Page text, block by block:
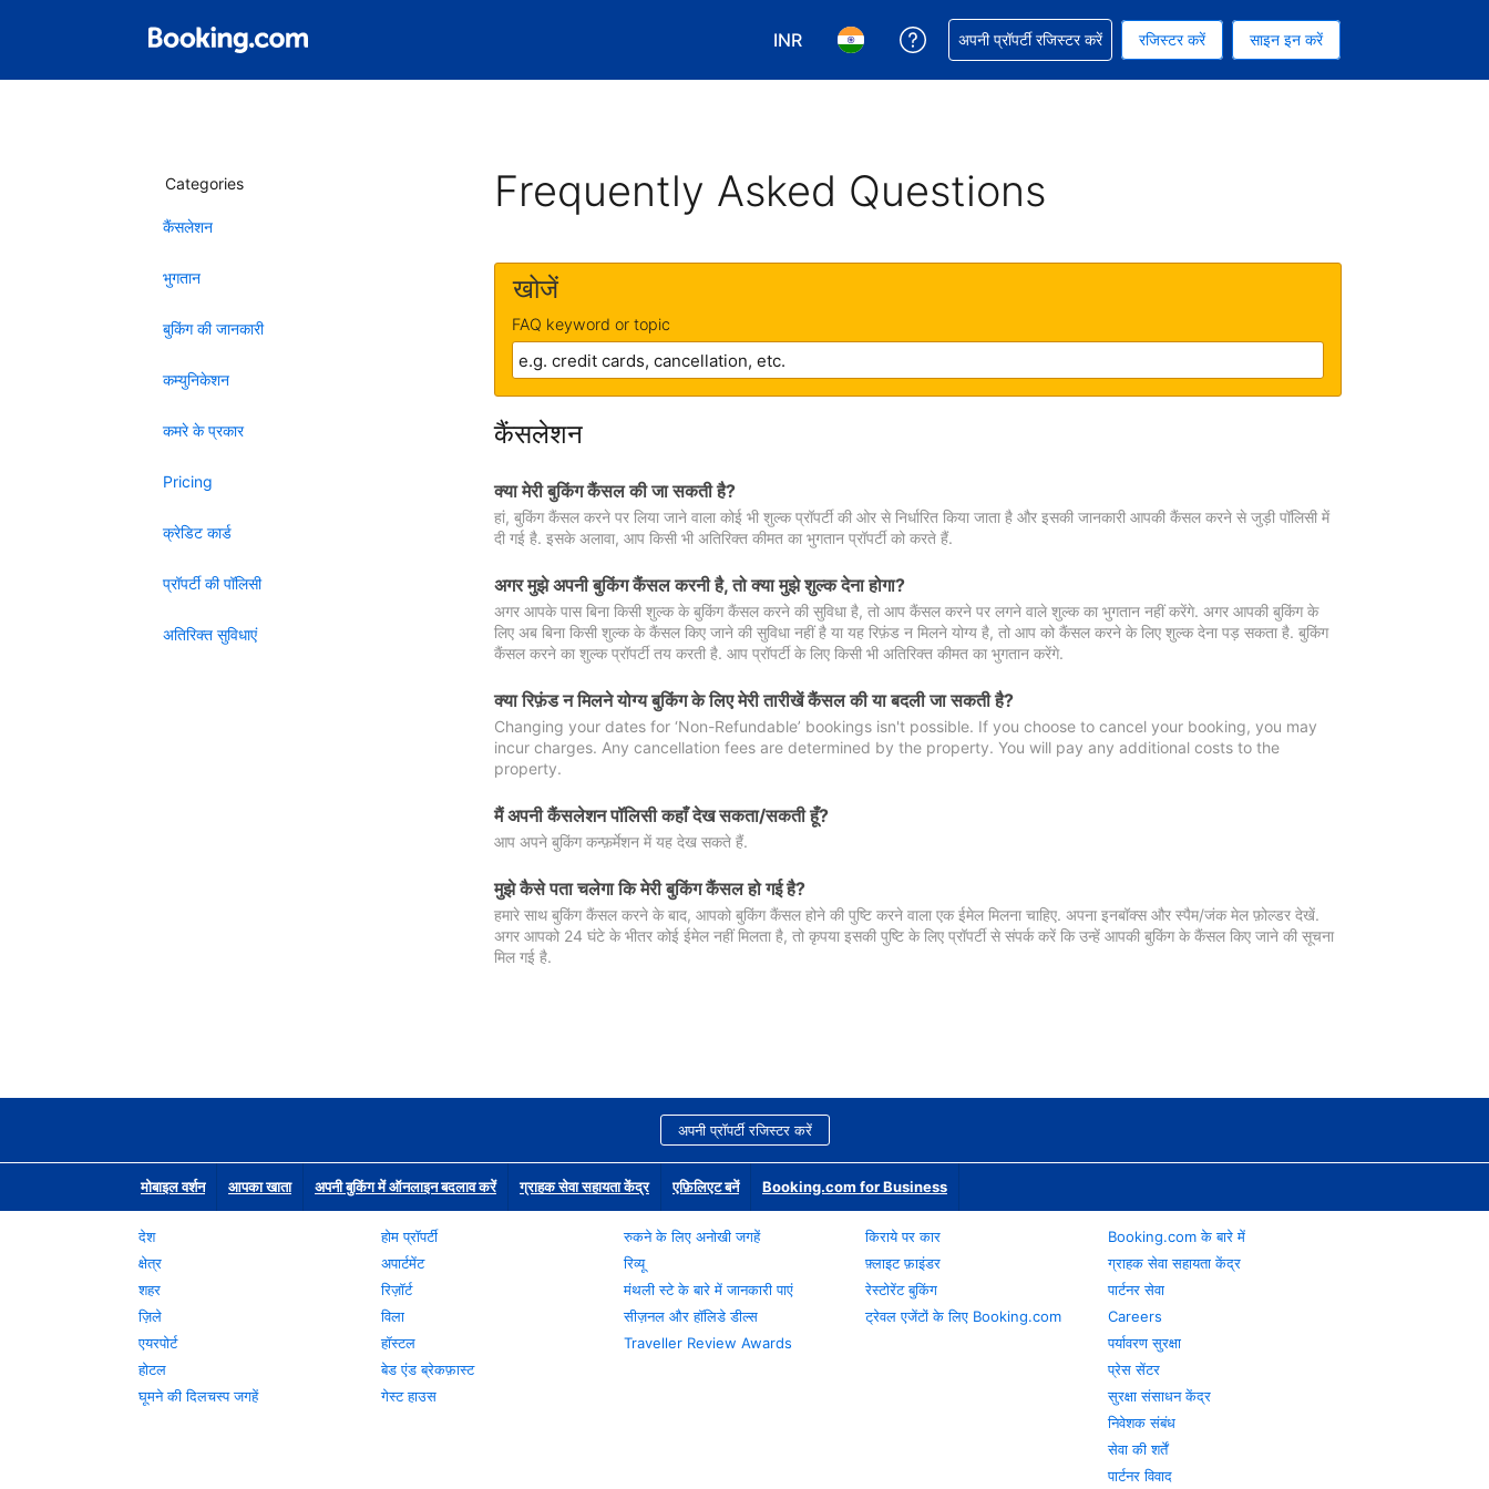
INR
अपनी करेंसी चुनें. आपने अभी INR करेंसी को चुना हुआ है
अपनी भाषा चुनें. आपने अभी हिन्दी भाषा को चुना हुआ है
अपनी बुकिंग में सहायता पाएं
अपनी प्रॉपर्टी रजिस्टर करें रजिस्टर करें साइन इन करें
Categories
कैंसलेशन
भुगतान
बुकिंग की जानकारी
कम्युनिकेशन
कमरे के प्रकार
Pricing
क्रेडिट कार्ड
प्रॉपर्टी की पॉलिसी
अतिरिक्त सुविधाएं
Frequently Asked Questions
खोजें
FAQ keyword or topic
कैंसलेशन
क्या मेरी बुकिंग कैंसल की जा सकती है?
हां, बुकिंग कैंसल करने पर लिया जाने वाला कोई भी शुल्क प्रॉपर्टी की ओर से निर्धारित किया जाता है और इसकी जानकारी आपकी कैंसल करने से जुड़ी पॉलिसी में
दी गई है. इसके अलावा, आप किसी भी अतिरिक्त कीमत का भुगतान प्रॉपर्टी को करते हैं.
अगर मुझे अपनी बुकिंग कैंसल करनी है, तो क्या मुझे शुल्क देना होगा?
अगर आपके पास बिना किसी शुल्क के बुकिंग कैंसल करने की सुविधा है, तो आप कैंसल करने पर लगने वाले शुल्क का भुगतान नहीं करेंगे. अगर आपकी बुकिंग के
लिए अब बिना किसी शुल्क के कैंसल किए जाने की सुविधा नहीं है या यह रिफ़ंड न मिलने योग्य है, तो आप को कैंसल करने के लिए शुल्क देना पड़ सकता है. बुकिंग
कैंसल करने का शुल्क प्रॉपर्टी तय करती है. आप प्रॉपर्टी के लिए किसी भी अतिरिक्त कीमत का भुगतान करेंगे.
क्या रिफ़ंड न मिलने योग्य बुकिंग के लिए मेरी तारीखें कैंसल की या बदली जा सकती है?
Changing your dates for ‘Non-Refundable’ bookings isn't possible. If you choose to cancel your booking, you may
incur charges. Any cancellation fees are determined by the property. You will pay any additional costs to the
property.
मैं अपनी कैंसलेशन पॉलिसी कहाँ देख सकता/सकती हूँ?
आप अपने बुकिंग कन्फ़र्मेशन में यह देख सकते हैं.
मुझे कैसे पता चलेगा कि मेरी बुकिंग कैंसल हो गई है?
हमारे साथ बुकिंग कैंसल करने के बाद, आपको बुकिंग कैंसल होने की पुष्टि करने वाला एक ईमेल मिलना चाहिए. अपना इनबॉक्स और स्पैम/जंक मेल फ़ोल्डर देखें.
अगर आपको 24 घंटे के भीतर कोई ईमेल नहीं मिलता है, तो कृपया इसकी पुष्टि के लिए प्रॉपर्टी से संपर्क करें कि उन्हें आपकी बुकिंग के कैंसल किए जाने की सूचना
मिल गई है.
अपनी प्रॉपर्टी रजिस्टर करें
मोबाइल वर्शन आपका खाता अपनी बुकिंग में ऑनलाइन बदलाव करें ग्राहक सेवा सहायता केंद्र एफ़िलिएट बनें Booking.com for Business
देश
क्षेत्र
शहर
ज़िले
एयरपोर्ट
होटल
घूमने की दिलचस्प जगहें
होम प्रॉपर्टी
अपार्टमेंट
रिज़ॉर्ट
विला
हॉस्टल
बेड एंड ब्रेकफ़ास्ट
गेस्ट हाउस
रुकने के लिए अनोखी जगहें
रिव्यू
मंथली स्टे के बारे में जानकारी पाएं
सीज़नल और हॉलिडे डील्स
Traveller Review Awards
किराये पर कार
फ़्लाइट फ़ाइंडर
रेस्टोरेंट बुकिंग
ट्रेवल एजेंटों के लिए Booking.com
Booking.com के बारे में
ग्राहक सेवा सहायता केंद्र
पार्टनर सेवा
Careers
पर्यावरण सुरक्षा
प्रेस सेंटर
सुरक्षा संसाधन केंद्र
निवेशक संबंध
सेवा की शर्तें
पार्टनर विवाद